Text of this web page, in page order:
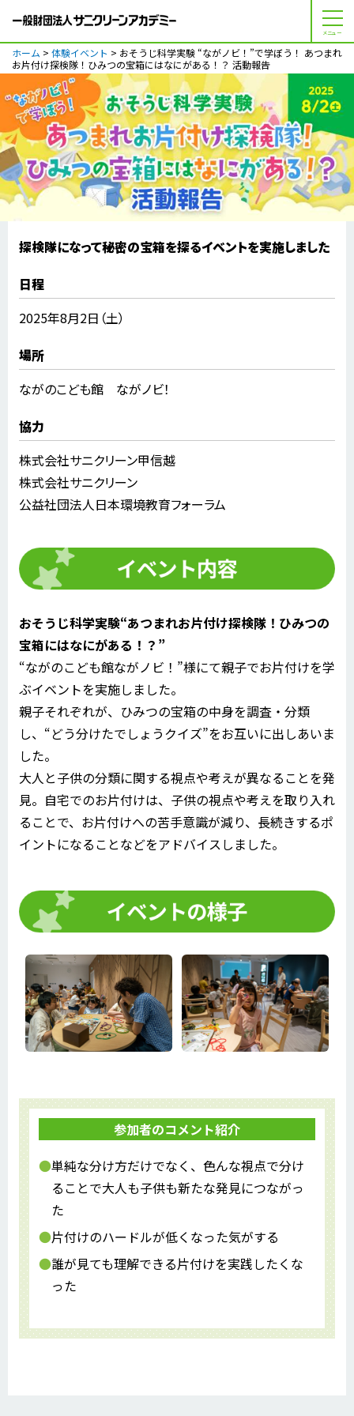
メニュー
ホーム > 体験イベント > おそうじ科学実験 “ながノビ！”で学ぼう！ あつまれ
お片付け探検隊！ひみつの宝箱にはなにがある！？ 活動報告
探検隊になって秘密の宝箱を探るイベントを実施しました
日程
2025年8月2日（土）
場所
ながのこども館 ながノビ！
協力
株式会社サニクリーン甲信越
株式会社サニクリーン
公益社団法人日本環境教育フォーラム
おそうじ科学実験“あつまれお片付け探検隊！ひみつの
宝箱にはなにがある！？”
“ながのこども館ながノビ！”様にて親子でお片付けを学
ぶイベントを実施しました。
親子それぞれが、ひみつの宝箱の中身を調査・分類
し、“どう分けたでしょうクイズ”をお互いに出しあいま
した。
大人と子供の分類に関する視点や考えが異なることを発
見。自宅でのお片付けは、子供の視点や考えを取り入れ
ることで、お片付けへの苦手意識が減り、長続きするポ
イントになることなどをアドバイスしました。
参加者のコメント紹介
単純な分け方だけでなく、色んな視点で分け
ることで大人も子供も新たな発見につながっ
た
片付けのハードルが低くなった気がする
誰が見ても理解できる片付けを実践したくな
った